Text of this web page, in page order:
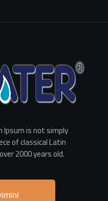
Ipsum is not simply
of classical Latin
2000 years old.